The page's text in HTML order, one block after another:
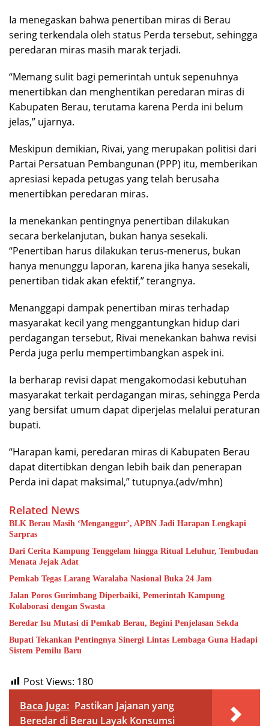
Ia menegaskan bahwa penertiban miras di Berau
sering terkendala oleh status Perda tersebut, sehingga
peredaran miras masih marak terjadi.
“Memang sulit bagi pemerintah untuk sepenuhnya
menertibkan dan menghentikan peredaran miras di
Kabupaten Berau, terutama karena Perda ini belum
jelas,” ujarnya.
Meskipun demikian, Rivai, yang merupakan politisi dari
Partai Persatuan Pembangunan (PPP) itu, memberikan
apresiasi kepada petugas yang telah berusaha
menertibkan peredaran miras.
Ia menekankan pentingnya penertiban dilakukan
secara berkelanjutan, bukan hanya sesekali.
“Penertiban harus dilakukan terus-menerus, bukan
hanya menunggu laporan, karena jika hanya sesekali,
penertiban tidak akan efektif,” terangnya.
Menanggapi dampak penertiban miras terhadap
masyarakat kecil yang menggantungkan hidup dari
perdagangan tersebut, Rivai menekankan bahwa revisi
Perda juga perlu mempertimbangkan aspek ini.
Ia berharap revisi dapat mengakomodasi kebutuhan
masyarakat terkait perdagangan miras, sehingga Perda
yang bersifat umum dapat diperjelas melalui peraturan
bupati.
“Harapan kami, peredaran miras di Kabupaten Berau
dapat ditertibkan dengan lebih baik dan penerapan
Perda ini dapat maksimal,” tutupnya.(adv/mhn)
Related News
BLK Berau Masih ‘Menganggur’, APBN Jadi Harapan Lengkapi
Sarpras
Dari Cerita Kampung Tenggelam hingga Ritual Leluhur, Tembudan
Menata Jejak Adat
Pemkab Tegas Larang Waralaba Nasional Buka 24 Jam
Jalan Poros Gurimbang Diperbaiki, Pemerintah Kampung
Kolaborasi dengan Swasta
Beredar Isu Mutasi di Pemkab Berau, Begini Penjelasan Sekda
Bupati Tekankan Pentingnya Sinergi Lintas Lembaga Guna Hadapi
Sistem Pemilu Baru
Post Views: 180
Baca Juga: Pastikan Jajanan yang
Beredar di Berau Layak Konsumsi